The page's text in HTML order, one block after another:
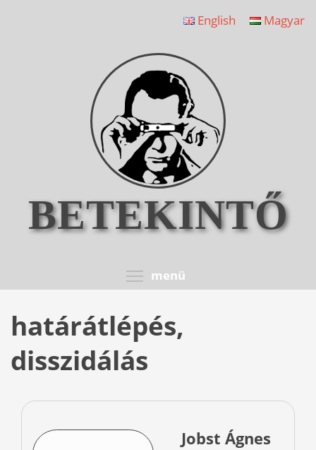
English Magyar
BETEKINTŐ
menü
határátlépés,
disszidálás
Jobst Ágnes